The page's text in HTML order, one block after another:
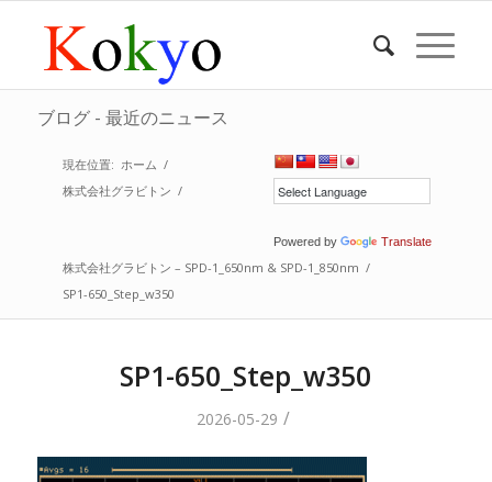
ブログ - 最近のニュース
Powered by Translate
現在位置: ホーム /
株式会社グラビトン /
株式会社グラビトン – SPD-1_650nm & SPD-1_850nm /
SP1-650_Step_w350
SP1-650_Step_w350
2026-05-29 /